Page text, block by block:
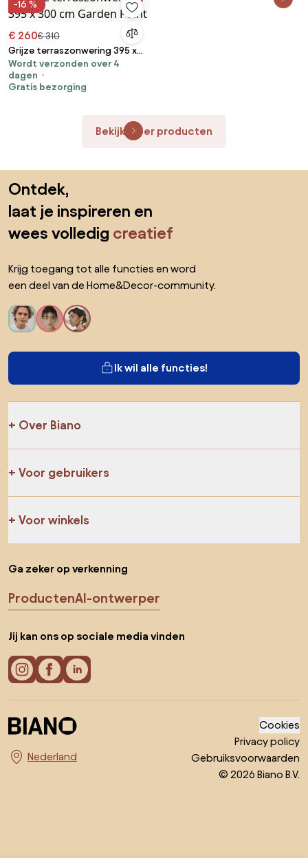
-16 %
€ 260€ 310
Grijze terraszonwering 395 x
300 cm Garden Point
Wordt verzonden over 4
dagen
Gratis bezorging
Bekijk meer producten
Ontdek,
laat je inspireren en
wees volledig creatief
Krijg toegang tot alle functies en word
een deel van de Home&Decor-community.
Ik wil alle functies!
Over Biano
Voor gebruikers
Voor winkels
Ga zeker op verkenning
ProductenAI-ontwerper
Jij kan ons op sociale media vinden
Kies land
Cookies
Privacy policy
Gebruiksvoorwaarden
© 2026 Biano B.V.